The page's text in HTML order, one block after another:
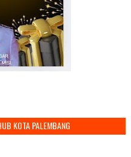
KOTA PALEMBANG